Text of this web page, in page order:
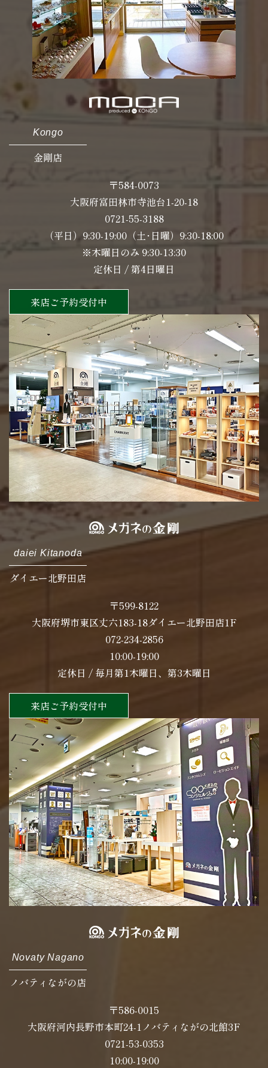
Kongo
金剛店
〒584-0073
大阪府富田林市寺池台1-20-18
0721-55-3188
（平日）9:30-19:00（土･日曜）9:30-18:00
※木曜日のみ 9:30-13:30
定休日 / 第4日曜日
来店ご予約受付中
daiei Kitanoda
ダイエー北野田店
〒599-8122
大阪府堺市東区丈六183-18ダイエー北野田店1F
072-234-2856
10:00-19:00
定休日 / 毎月第1木曜日、第3木曜日
来店ご予約受付中
Novaty Nagano
ノバティながの店
〒586-0015
大阪府河内長野市本町24-1ノバティながの北館3F
0721-53-0353
10:00-19:00